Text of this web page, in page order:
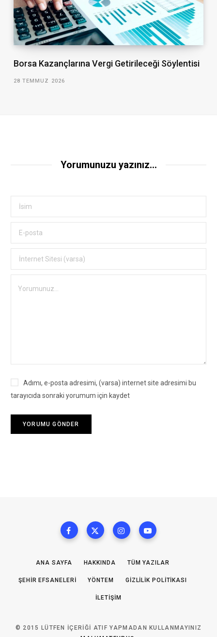
Borsa Kazançlarına Vergi Getirileceği Söylentisi
28 TEMMUZ 2026
Yorumunuzu yazınız...
Adımı, e-posta adresimi, (varsa) internet site adresimi bu
tarayıcıda sonraki yorumum için kaydet
ANA SAYFA HAKKINDA TÜM YAZILAR
ŞEHIR EFSANELERI YÖNTEM GIZLILIK POLITIKASI
İLETIŞIM
© 2015 LÜTFEN IÇERIĞI ATIF YAPMADAN KULLANMAYINIZ